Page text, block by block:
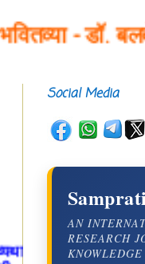
- डॉ.
Social Media
AN
RESEARCH